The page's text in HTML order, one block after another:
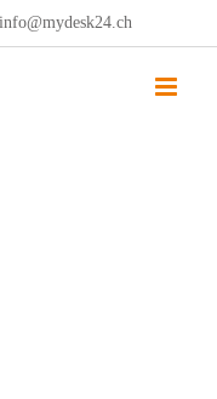
info@mydesk24.ch